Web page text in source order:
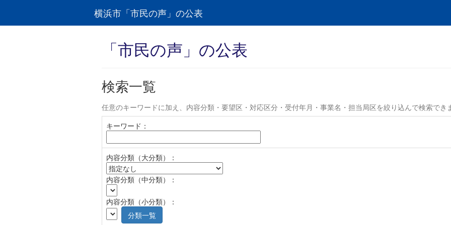
横浜市「市民の声」の公表
「市民の声」の公表
検索一覧
任意のキーワードに加え、内容分類・要望区・対応区分・受付年月・事業名・担当局区を絞り込んで検索でき
キーワード：
内容分類（大分類）：
内容分類（中分類）：
内容分類（小分類）：
分類一覧